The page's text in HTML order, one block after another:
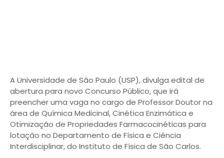
A Universidade de São Paulo (USP), divulga edital de
abertura para novo Concurso Público, que irá
preencher uma vaga no cargo de Professor Doutor na
área de Química Medicinal, Cinética Enzimática e
Otimização de Propriedades Farmacocinéticas para
lotação no Departamento de Física e Ciência
Interdisciplinar, do Instituto de Física de São Carlos.